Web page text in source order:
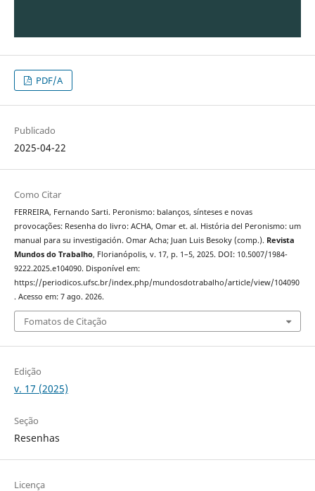
PDF/A
Publicado
2025-04-22
Como Citar
FERREIRA, Fernando Sarti. Peronismo: balanços, sínteses e novas
provocações: Resenha do livro: ACHA, Omar et. al. História del Peronismo: um
manual para su investigación. Omar Acha; Juan Luis Besoky (comp.). Revista
Mundos do Trabalho, Florianópolis, v. 17, p. 1–5, 2025. DOI: 10.5007/1984-
9222.2025.e104090. Disponível em:
https://periodicos.ufsc.br/index.php/mundosdotrabalho/article/view/104090
. Acesso em: 7 ago. 2026.
Fomatos de Citação
Edição
v. 17 (2025)
Seção
Resenhas
Licença